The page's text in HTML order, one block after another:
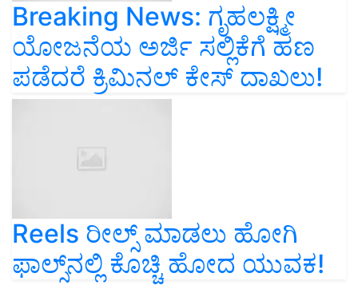
Breaking News: ಗೃಹಲಕ್ಷ್ಮೀ
ಯೋಜನೆಯ ಅರ್ಜಿ ಸಲ್ಲಿಕೆಗೆ ಹಣ
ಪಡೆದರೆ ಕ್ರಿಮಿನಲ್ ಕೇಸ್‌ ದಾಖಲು!
Reels ರೀಲ್ಸ್‌ ಮಾಡಲು ಹೋಗಿ
ಫಾಲ್ಸ್‌ನಲ್ಲಿ ಕೊಚ್ಚಿ ಹೋದ ಯುವಕ!